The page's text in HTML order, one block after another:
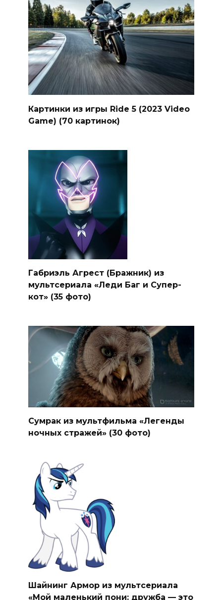
Картинки из игры Ride 5 (2023 Video
Game) (70 картинок)
Габриэль Агрест (Бражник) из
мультсериала «Леди Баг и Супер-
кот» (35 фото)
Сумрак из мультфильма «Легенды
ночных стражей» (30 фото)
Шайнинг Армор из мультсериала
«Мой маленький пони: дружба — это